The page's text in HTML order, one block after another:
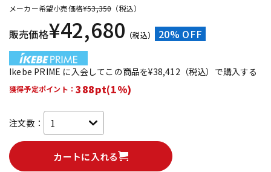
メーカー希望小売価格¥53,350 （税込）
販売価格¥42,680 （税込） 20% OFF
Ikebe PRIME に入会してこの商品を¥38,412（税込）で購入する
獲得予定ポイント：388pt(1%)
注文数：
カートに入れる